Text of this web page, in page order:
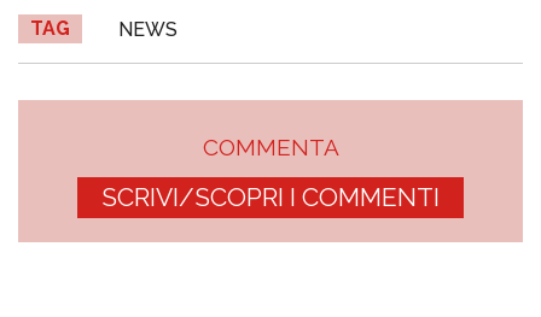
TAG NEWS
COMMENTA
SCRIVI/SCOPRI I COMMENTI